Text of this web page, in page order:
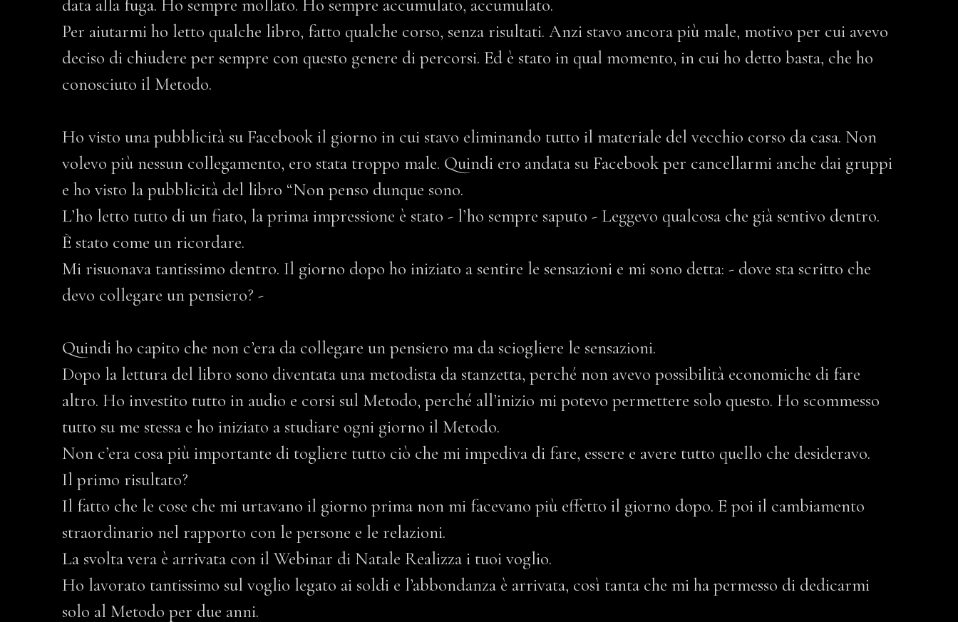
data alla fuga. Ho sempre mollato. Ho sempre accumulato, accumulato.
Per aiutarmi ho letto qualche libro, fatto qualche corso, senza risultati. Anzi stavo ancora più male, motivo per cui avevo
deciso di chiudere per sempre con questo genere di percorsi. Ed è stato in qual momento, in cui ho detto basta, che ho
conosciuto il Metodo.
Ho visto una pubblicità su Facebook il giorno in cui stavo eliminando tutto il materiale del vecchio corso da casa. Non
volevo più nessun collegamento, ero stata troppo male. Quindi ero andata su Facebook per cancellarmi anche dai gruppi
e ho visto la pubblicità del libro “Non penso dunque sono.
L’ho letto tutto di un fiato, la prima impressione è stato - l’ho sempre saputo - Leggevo qualcosa che già sentivo dentro.
È stato come un ricordare.
Mi risuonava tantissimo dentro. Il giorno dopo ho iniziato a sentire le sensazioni e mi sono detta: - dove sta scritto che
devo collegare un pensiero? -
Quindi ho capito che non c’era da collegare un pensiero ma da sciogliere le sensazioni.
Dopo la lettura del libro sono diventata una metodista da stanzetta, perché non avevo possibilità economiche di fare
altro. Ho investito tutto in audio e corsi sul Metodo, perché all’inizio mi potevo permettere solo questo. Ho scommesso
tutto su me stessa e ho iniziato a studiare ogni giorno il Metodo.
Non c’era cosa più importante di togliere tutto ciò che mi impediva di fare, essere e avere tutto quello che desideravo.
Il primo risultato?
Il fatto che le cose che mi urtavano il giorno prima non mi facevano più effetto il giorno dopo. E poi il cambiamento
straordinario nel rapporto con le persone e le relazioni.
La svolta vera è arrivata con il Webinar di Natale Realizza i tuoi voglio.
Ho lavorato tantissimo sul voglio legato ai soldi e l’abbondanza è arrivata, così tanta che mi ha permesso di dedicarmi
solo al Metodo per due anni.